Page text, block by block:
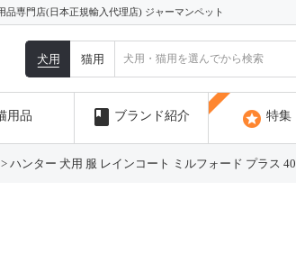
品専門店(日本正規輸入代理店) ジャーマンペット
犬用 猫用
用品 book ブランド紹介 stars 特集
ハンター 犬用 服 レインコート ミルフォード プラス 40